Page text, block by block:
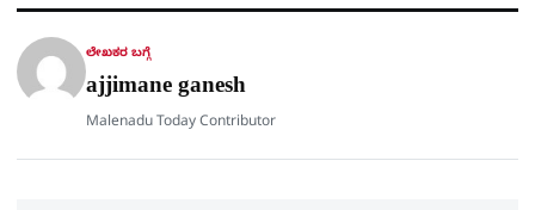
p
p
o
k
a
m
a
ಲೇಖಕರ ಬಗ್ಗೆ
ajjimane ganesh
Malenadu Today Contributor